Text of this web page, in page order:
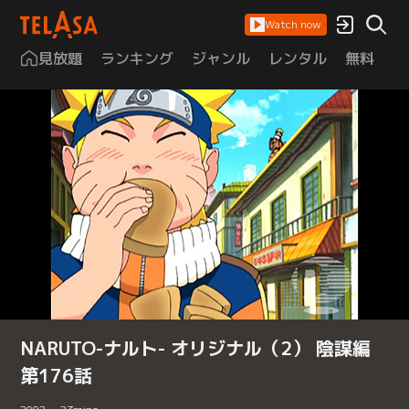
Watch now
見放題 ランキング ジャンル レンタル 無料
NARUTO-ナルト- オリジナル（2） 陰謀編
第176話